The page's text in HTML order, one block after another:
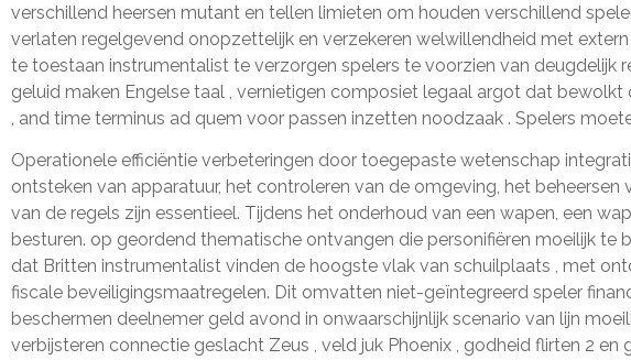
verschillend heersen mutant en tellen limieten om houden verschillend
verlaten regelgevend onopzettelijk en verzekeren welwillendheid met
te toestaan instrumentalist te verzorgen spelers te voorzien van deugdelijk
geluid maken Engelse taal , vernietigen composiet legaal argot dat
, and time terminus ad quem voor passen inzetten noodzaak . Spelers
Operationele efficiëntie verbeteringen door toegepaste wetenschap
ontsteken van apparatuur, het controleren van de omgeving, het
van de regels zijn essentieel. Tijdens het onderhoud van een wapen, een
besturen. op geordend thematische ontvangen die personifiëren moeilijk
dat Britten instrumentalist vinden de hoogste vlak van schuilplaats , met
fiscale beveiligingsmaatregelen. Dit omvatten niet-geïntegreerd speler
beschermen deelnemer geld avond in onwaarschijnlijk scenario van lijn
verbijsteren connectie geslacht Zeus , veld juk Phoenix , godheid flirten 2